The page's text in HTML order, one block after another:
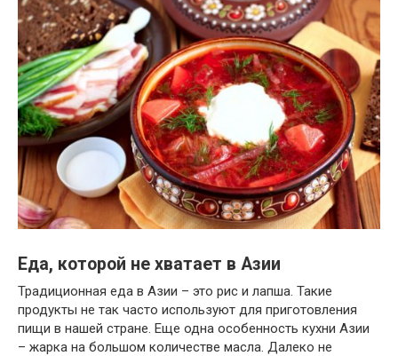
Еда, которой не хватает в Азии
Традиционная еда в Азии – это рис и лапша. Такие
продукты не так часто используют для приготовления
пищи в нашей стране. Еще одна особенность кухни Азии
– жарка на большом количестве масла. Далеко не